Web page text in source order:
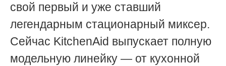
свой первый и уже ставший
легендарным стационарный миксер.
Сейчас KitchenAid выпускает полную
модельную линейку — от кухонной